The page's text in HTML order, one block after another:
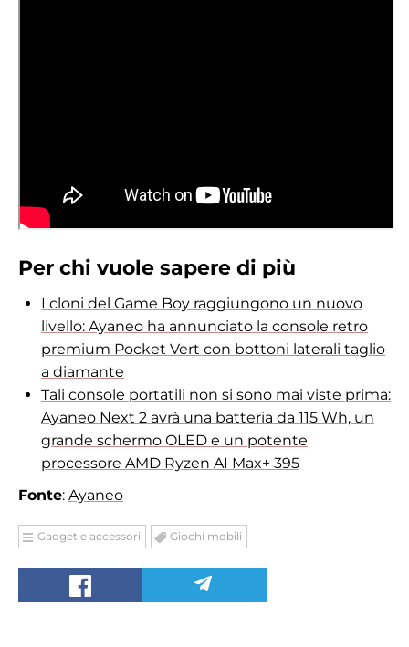
Per chi vuole sapere di più
I cloni del Game Boy raggiungono un nuovo
livello: Ayaneo ha annunciato la console retro
premium Pocket Vert con bottoni laterali taglio
a diamante
Tali console portatili non si sono mai viste prima:
Ayaneo Next 2 avrà una batteria da 115 Wh, un
grande schermo OLED e un potente
processore AMD Ryzen AI Max+ 395
Fonte: Ayaneo
Gadget e accessori Giochi mobili